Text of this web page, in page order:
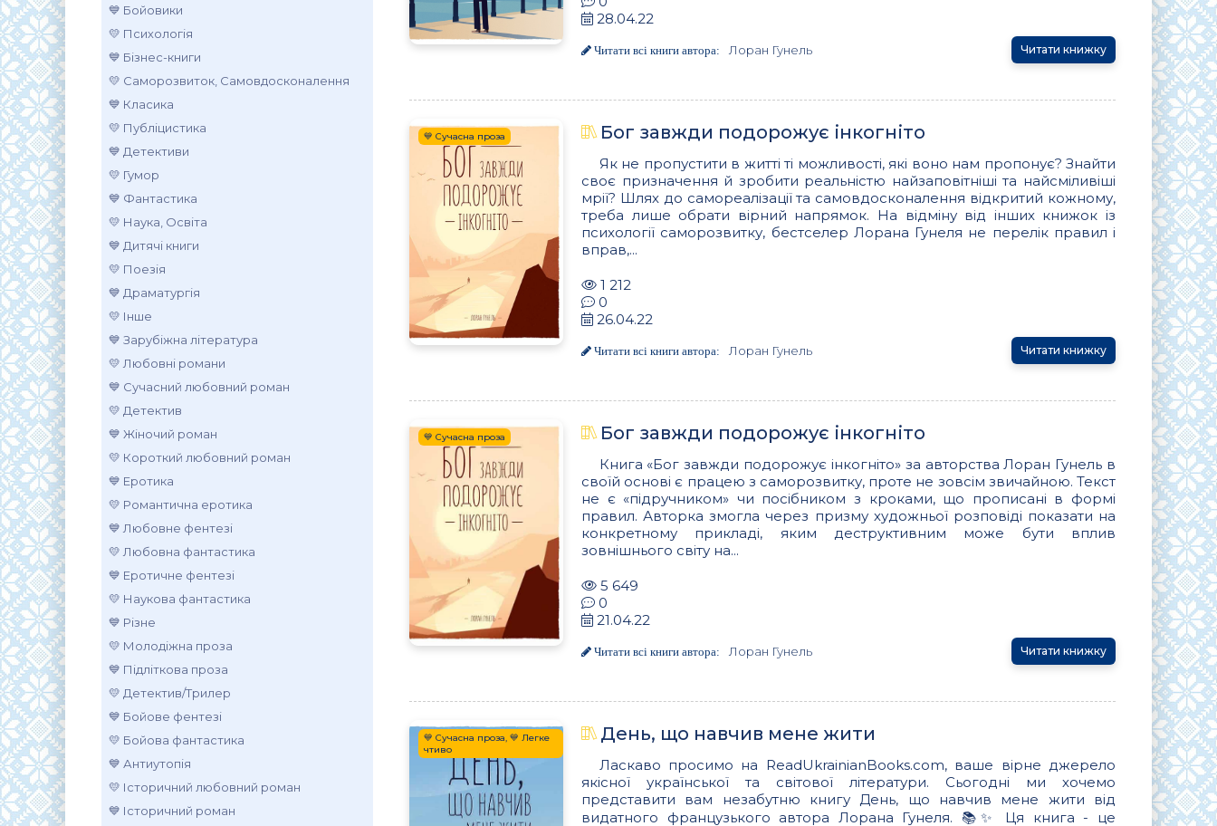
💙 Бойовики
💛 Психологія
💙 Бізнес-книги
💛 Саморозвиток, Самовдосконалення
💙 Класика
💛 Публіцистика
💙 Детективи
💛 Гумор
💙 Фантастика
💛 Наука, Освіта
💙 Дитячі книги
💛 Поезія
💙 Драматургія
💛 Інше
💙 Зарубіжна література
💛 Любовні романи
💙 Сучасний любовний роман
💛 Детектив
💙 Жіночий роман
💛 Короткий любовний роман
💙 Еротика
💛 Романтична еротика
💙 Любовне фентезі
💛 Любовна фантастика
💙 Еротичне фентезі
💛 Наукова фантастика
💙 Різне
💛 Молодіжна проза
💙 Підліткова проза
💛 Детектив/Трилер
💙 Бойове фентезі
💛 Бойова фантастика
💙 Антиутопія
💛 Історичний любовний роман
💙 Історичний роман
28.04.22
Читати всі книги автора: Лоран Гунель Читати книжку
💙 Сучасна проза Бог завжди подорожує інкогніто
Як не пропустити в житті ті можливості, які воно нам пропонує? Знайти
своє призначення й зробити реальністю найзаповітніші та найсміливіші
мрії? Шлях до самореалізації та самовдосконалення відкритий кожному,
треба лише обрати вірний напрямок. На відміну від інших книжок із
психології саморозвитку, бестселер Лорана Гунеля не перелік правил і
вправ,...
1 212
0
26.04.22
Читати всі книги автора: Лоран Гунель Читати книжку
💙 Сучасна проза Бог завжди подорожує інкогніто
Книга «Бог завжди подорожує інкогніто» за авторства Лоран Гунель в
своїй основі є працею з саморозвитку, проте не зовсім звичайною. Текст
не є «підручником» чи посібником з кроками, що прописані в формі
правил. Авторка змогла через призму художньої розповіді показати на
конкретному прикладі, яким деструктивним може бути вплив
зовнішнього світу на...
5 649
0
21.04.22
Читати всі книги автора: Лоран Гунель Читати книжку
💙 Сучасна проза, 💙 Легке
чтиво
День, що навчив мене жити
Ласкаво просимо на ReadUkrainianBooks.com, ваше вірне джерело
якісної української та світової літератури. Сьогодні ми хочемо
представити вам незабутню книгу День, що навчив мене жити від
видатного французького автора Лорана Гунеля. 📚✨ Ця книга - це